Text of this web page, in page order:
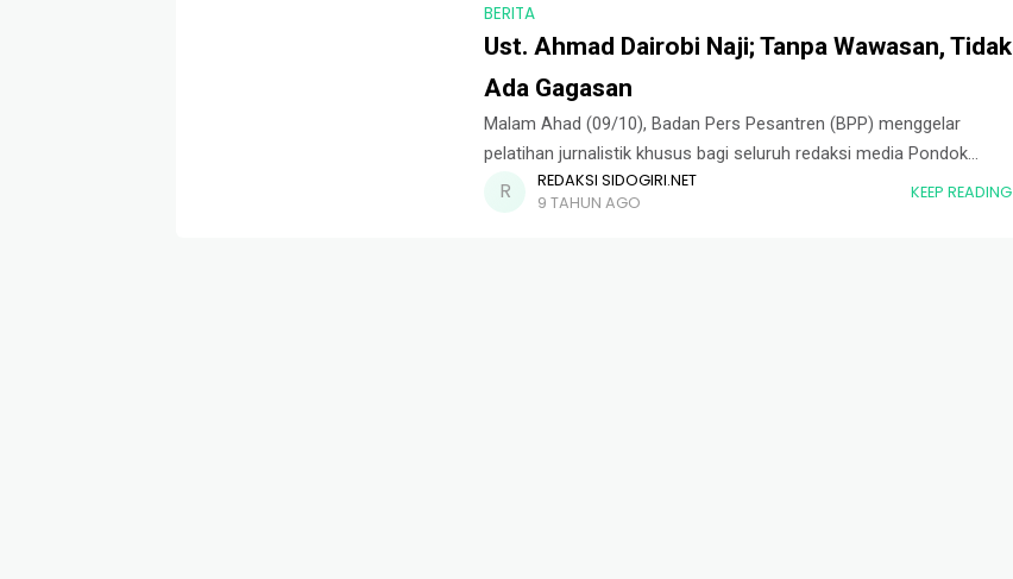
BERITA
Ust. Ahmad Dairobi Naji; Tanpa Wawasan, Tidak
Ada Gagasan
Malam Ahad (09/10), Badan Pers Pesantren (BPP) menggelar
pelatihan jurnalistik khusus bagi seluruh redaksi media Pondok
Pesantren Sidogiri. Sebanyak 100 peserta hadir dalam acara
tersebut yang mengusung tema, Menggali Ide
REDAKSI SIDOGIRI.NET
9 TAHUN AGO
KEEP READING